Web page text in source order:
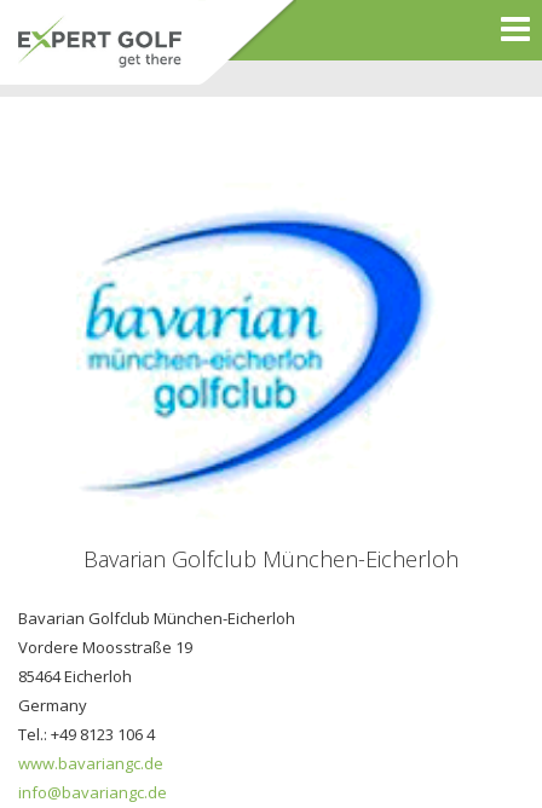
Bavarian Golfclub München-Eicherloh
Bavarian Golfclub München-Eicherloh
Vordere Moosstraße 19
85464 Eicherloh
Germany
Tel.: +49 8123 106 4
www.bavariangc.de
info@bavariangc.de